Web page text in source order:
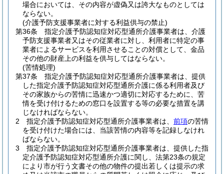
場合においては、その内容が虚偽又は誇大なものとしては
ならない。
(介護予防支援事業者に対する利益供与の禁止)
第36条
指定介護予防認知症対応型通所介護事業者は、介護
予防支援事業者又はその従業者に対し、利用者に特定の事
業者によるサービスを利用させることの対償として、金品
その他の財産上の利益を供与してはならない。
(苦情処理)
第37条
指定介護予防認知症対応型通所介護事業者は、提供
した指定介護予防認知症対応型通所介護に係る利用者及び
その家族からの苦情に迅速かつ適切に対応するために、苦
情を受け付けるための窓口を設置する等の必要な措置を講
じなければならない。
2
指定介護予防認知症対応型通所介護事業者は、 前項の苦情
を受け付けた場合には、当該苦情の内容等を記録しなけれ
ばならない。
3
指定介護予防認知症対応型通所介護事業者は、提供した指
定介護予防認知症対応型通所介護に関し、法第23条の規定
により市が行う文書その他の物件の提出若しくは提示の求